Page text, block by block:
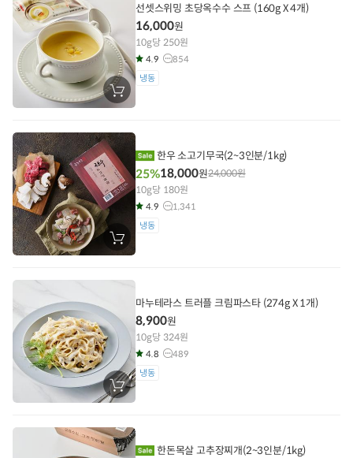
장
바
에
담
기
선셋스위밍 초당옥수수 스프 (160g X 4개)
16,000원
10g당 250원
4.9
854
냉동
장
바
에
한우 소고기무국(2~3인분/1kg)
25%18,000원24,000원
10g당 180원
4.9
1,341
냉동
장
바
에
담
기
마누테라스 트러플 크림파스타 (274g X 1개)
8,900원
10g당 324원
4.8
489
냉동
한돈목살 고추장찌개(2~3인분/1kg)